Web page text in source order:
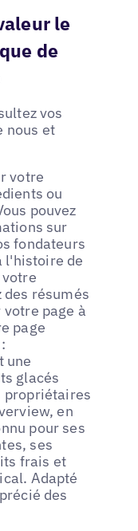
le
de
vos
nous et
votre
ou
pouvez
sur
fondateurs
l'histoire de
résumés
votre page à
page
une
glacés
propriétaires
en
pour ses
ses
frais et
Adapté
des